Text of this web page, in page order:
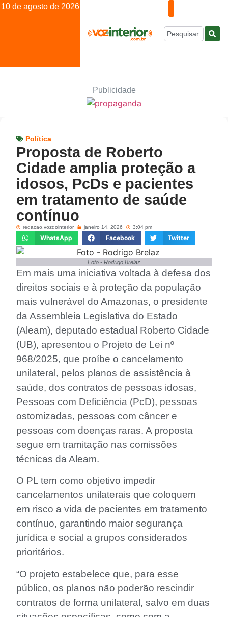
10 de agosto de 2026
Publicidade
Política
Proposta de Roberto
Cidade amplia proteção a
idosos, PcDs e pacientes
em tratamento de saúde
contínuo
redacao.vozdointerior janeiro 14, 2026 3:04 pm
WhatsApp Facebook Twitter
Foto - Rodrigo Brelaz
Em mais uma iniciativa voltada à defesa dos
direitos sociais e à proteção da população
mais vulnerável do Amazonas, o presidente
da Assembleia Legislativa do Estado
(Aleam), deputado estadual Roberto Cidade
(UB), apresentou o Projeto de Lei nº
968/2025, que proíbe o cancelamento
unilateral, pelos planos de assistência à
saúde, dos contratos de pessoas idosas,
Pessoas com Deficiência (PcD), pessoas
ostomizadas, pessoas com câncer e
pessoas com doenças raras. A proposta
segue em tramitação nas comissões
técnicas da Aleam.
O PL tem como objetivo impedir
cancelamentos unilaterais que coloquem
em risco a vida de pacientes em tratamento
contínuo, garantindo maior segurança
jurídica e social a grupos considerados
prioritários.
“O projeto estabelece que, para esse
público, os planos não poderão rescindir
contratos de forma unilateral, salvo em duas